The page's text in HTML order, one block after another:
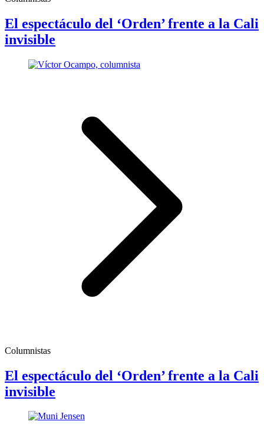
El espectáculo del ‘Orden’ frente a la Cali
invisible
Columnistas
El espectáculo del ‘Orden’ frente a la Cali
invisible